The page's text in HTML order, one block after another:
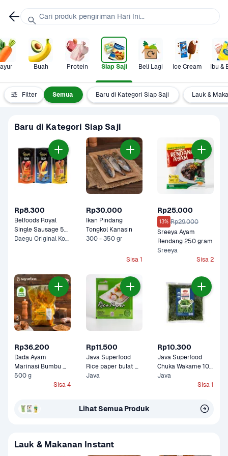
Buah Protein Siap Saji Beli Lagi Ice Cream Ibu &
Filter Semua Baru di Kategori Siap Saji Lauk &
Baru di Kategori Siap Saji
Rp8.300
Belfoods Royal
Single Sausage 55
gram
Daegu Original Korean, Nami Spicy Korean +1 Lainnya
Rp30.000
Ikan Pindang
Tongkol Kanasin
300 - 350 gr
Sisa 1
Rp25.000
13% Rp29.000
Sreeya Ayam
Rendang 250 gram
Sreeya
Sisa 2
Rp36.200
Dada Ayam
Marinasi Bumbu
Kuning Sayurbox
500 g
Sisa 4
Rp11.500
Java Superfood
Rice paper bulat
100 gram
Java
Rp10.300
Java Superfood
Chuka Wakame 100
gram
Java
Sisa 1
Lihat Semua Produk
Lauk & Makanan Instant
Cari produk pengiriman Hari Ini...